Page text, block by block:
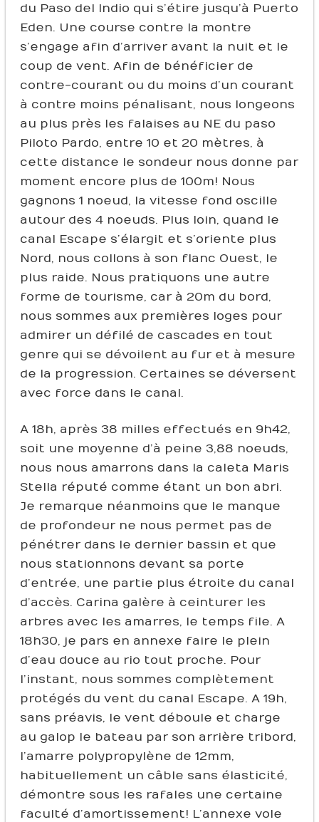
du Paso del Indio qui s’étire jusqu’à Puerto
Eden. Une course contre la montre
s’engage afin d’arriver avant la nuit et le
coup de vent. Afin de bénéficier de
contre-courant ou du moins d’un courant
à contre moins pénalisant, nous longeons
au plus près les falaises au NE du paso
Piloto Pardo, entre 10 et 20 mètres, à
cette distance le sondeur nous donne par
moment encore plus de 100m ! Nous
gagnons 1 noeud, la vitesse fond oscille
autour des 4 noeuds. Plus loin, quand le
canal Escape s’élargit et s’oriente plus
Nord, nous collons à son flanc Ouest, le
plus raide. Nous pratiquons une autre
forme de tourisme, car à 20m du bord,
nous sommes aux premières loges pour
admirer un défilé de cascades en tout
genre qui se dévoilent au fur et à mesure
de la progression. Certaines se déversent
avec force dans le canal.
A 18h, après 38 milles effectués en 9h42,
soit une moyenne d’à peine 3,88 noeuds,
nous nous amarrons dans la caleta Maris
Stella réputé comme étant un bon abri.
Je remarque néanmoins que le manque
de profondeur ne nous permet pas de
pénétrer dans le dernier bassin et que
nous stationnons devant sa porte
d’entrée, une partie plus étroite du canal
d’accès. Carina galère à ceinturer les
arbres avec les amarres, le temps file. A
18h30, je pars en annexe faire le plein
d’eau douce au rio tout proche. Pour
l’instant, nous sommes complètement
protégés du vent du canal Escape. A 19h,
sans préavis, le vent déboule et charge
au galop le bateau par son arrière tribord,
l’amarre polypropylène de 12mm,
habituellement un câble sans élasticité,
démontre sous les rafales une certaine
faculté d’amortissement ! L’annexe vole